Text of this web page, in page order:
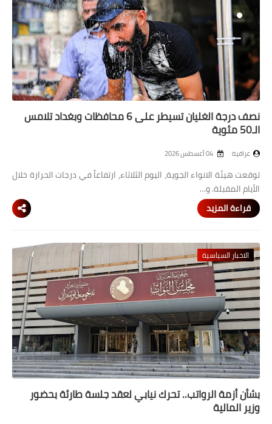
نصف درجة الغليان تسيطر على 6 محافظات وبغداد تلامس
الـ50 مئوية
عراقية
توقعت هيئة الانواء الجوية، اليوم الثلاثاء، ارتفاعاً في درجات الحرارة خلال
الأيام المقبلة. و…
قراءة المزيد
الاخبار السياسية
بشأن أزمة الرواتب.. تحرك نيابي لعقد جلسة طارئة بحضور
وزير المالية